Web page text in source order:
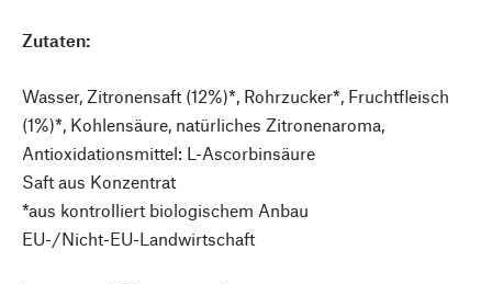
Zutaten:
Wasser, Zitronensaft (12%)*, Rohrzucker*, Fruchtfleisch
(1%)*, Kohlensäure, natürliches Zitronenaroma,
Antioxidationsmittel: L-Ascorbinsäure
Saft aus Konzentrat
*aus kontrolliert biologischem Anbau
EU-/Nicht-EU-Landwirtschaft